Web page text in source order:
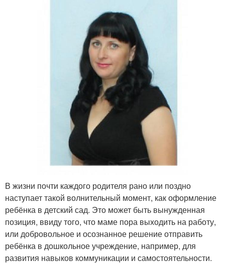
В жизни почти каждого родителя рано или поздно
наступает такой волнительный момент, как оформление
ребёнка в детский сад. Это может быть вынужденная
позиция, ввиду того, что маме пора выходить на работу,
или добровольное и осознанное решение отправить
ребёнка в дошкольное учреждение, например, для
развития навыков коммуникации и самостоятельности.